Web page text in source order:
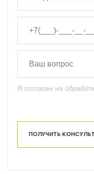
Я согласен на
ПОЛУЧИТЬ